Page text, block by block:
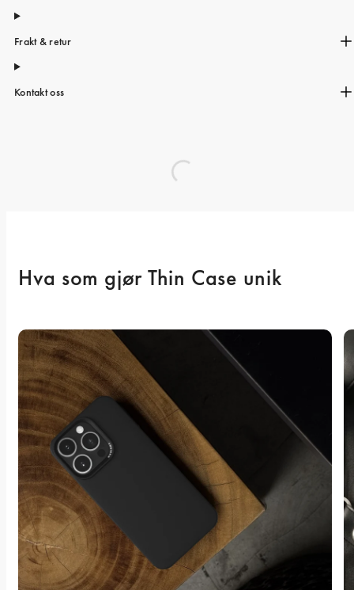
Frakt & retur
Kontakt oss
Hva som gjør Thin Case unik